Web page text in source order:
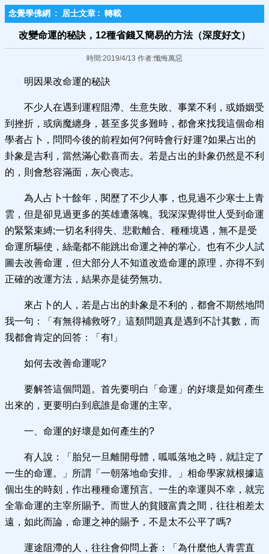
念覺學佛網 : 居士文章 : 轉載
改變命運的秘訣，12種省錢又簡易的方法（深度好文）
時間:2019/4/13 作者:懺悔萬惡
明因果改命運的秘訣
不少人在遇到運程阻滯、生意失敗、事業不利，或婚姻受
到挫折，或病魔纏身，甚至多災多難時，都會來找我這個命相
學者占卜，問問今後的前程如何?何時會行好運?如果占出的
卦象是吉利，當然滿心歡喜而去。若是占出的卦象仍然是不利
的，則會愁容滿面，灰心喪志。
為人占卜十餘年，閱歷了不少人事，也見過不少寒士上青
雲，但是卻見過更多的英雄遭落魄。我深深覺得世人受到命運
的緊緊束縛;一切名利得失、悲歡離合、種種境遇，無不是受
命運所驅使，絲毫都不能跳出命運之神的掌心。也有不少人試
圖去改善命運，但大部分人不知道改造命運的原理，亦得不到
正確的改運方法，結果亦是徒勞無功。
來占卜的人，若是占出的卦象是不利的，都會不期然地問
我一句：「有無得補救呀?」這類問題真是遇到不計其數，而
我都會肯定的回答：「有!」
如何去改善命運呢?
要解答這個問題。首先要明白「命運」的好壞是如何產生
出來的，更要明白到底誰是命運的主宰。
一、命運的好壞是如何產生的?
有人說：「胎兒一旦離開母體，呱呱落地之時，就註定了
一生的命運。」所謂「一朝落地命安排。」相命學家就根據這
個出生的時刻，作出種種命運預言。一生的幸運與不幸，就完
全靠命運的主宰所賜予。而世人的貧賤富貴之間，往往相差太
遠，如此而論，命運之神的賜予，不是太不公平了嗎?
運途阻滯的人，往往會仰問上蒼：「為什麼他人青雲直